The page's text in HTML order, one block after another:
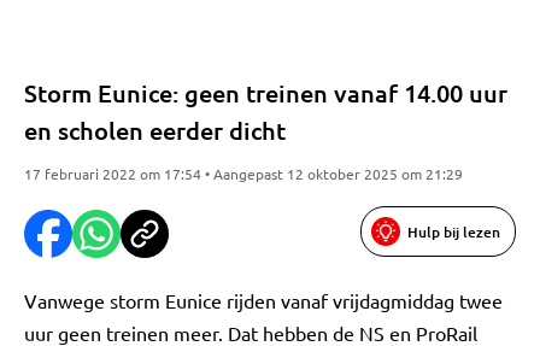
Storm Eunice: geen treinen vanaf 14.00 uur
en scholen eerder dicht
17 februari 2022 om 17:54 • Aangepast 12 oktober 2025 om 21:29
Hulp bij lezen
Vanwege storm Eunice rijden vanaf vrijdagmiddag twee
uur geen treinen meer. Dat hebben de NS en ProRail